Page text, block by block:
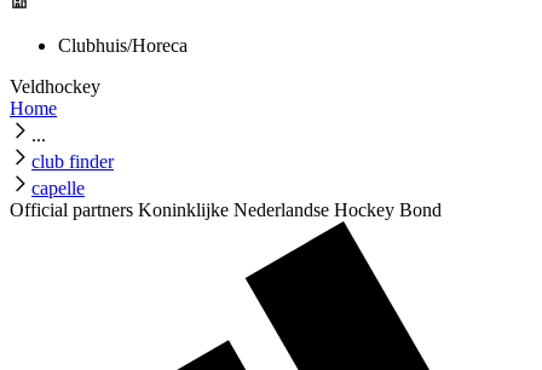
Clubhuis/Horeca
Veldhockey
Home
...
club finder
capelle
Official partners Koninklijke Nederlandse Hockey Bond